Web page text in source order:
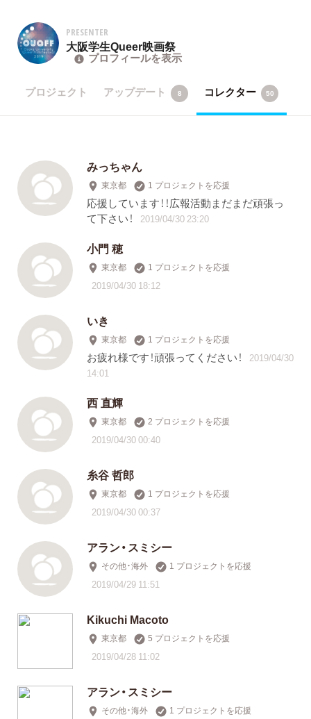
PRESENTER
大阪学生Queer映画祭
プロフィールを表示
プロジェクト アップデート 8 コレクター 50
みっちゃん
東京都 1 プロジェクトを応援
応援しています！！広報活動まだまだ頑張っ
て下さい！
2019/04/30 23:20
小門 穂
東京都 1 プロジェクトを応援
2019/04/30 18:12
いき
東京都 1 プロジェクトを応援
お疲れ様です！頑張ってください！
2019/04/30
14:01
西 直輝
東京都 2 プロジェクトを応援
2019/04/30 00:40
糸谷 哲郎
東京都 1 プロジェクトを応援
2019/04/30 00:37
アラン・スミシー
その他・海外 1 プロジェクトを応援
2019/04/29 11:51
Kikuchi Macoto
東京都 5 プロジェクトを応援
2019/04/28 11:02
アラン・スミシー
その他・海外 1 プロジェクトを応援